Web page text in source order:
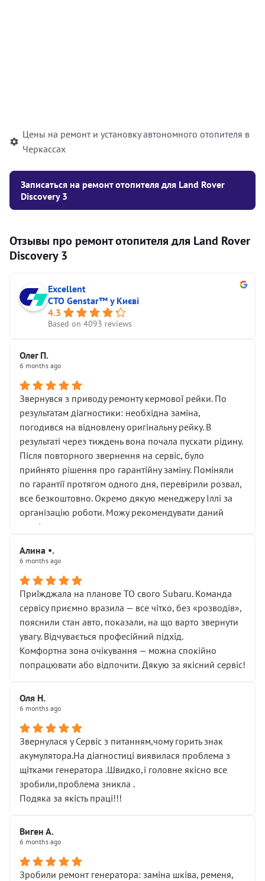
Цены на ремонт и установку автономного отопителя в
Черкассах
Записаться на ремонт отопителя для Land Rover
Discovery 3
Отзывы про ремонт отопителя для Land Rover
Discovery 3
Excellent
СТО Genstar™ у Києві
4.3
Based on 4093 reviews
Олег П.
6 months ago
Звернувся з приводу ремонту кермової рейки. По
результатам діагностики: необхідна заміна,
погодився на відновлену оригінальну рейку. В
результаті через тиждень вона почала пускати рідину.
Після повторного звернення на сервіс, було
прийнято рішення про гарантійну заміну. Поміняли
по гарантії протягом одного дня, перевірили розвал,
все безкоштовно. Окремо дякую менеджеру Іллі за
організацію роботи. Можу рекомендувати даний
сервіс.
Алина •.
6 months ago
Приїжджала на планове ТО свого Subaru. Команда
сервісу приємно вразила — все чітко, без «розводів»,
пояснили стан авто, показали, на що варто звернути
увагу. Відчувається професійний підхід.
Комфортна зона очікування — можна спокійно
попрацювати або відпочити. Дякую за якісний сервіс!
Оля Н.
6 months ago
Звернулася у Сервіс з питанням,чому горить знак
акумулятора.На діагностиці виявилася проблема з
щітками генератора .Швидко,і головне якісно все
зробили,проблема зникла .
Подяка за якість праці!!!
Виген А.
6 months ago
Зробили ремонт генератора: заміна шківа, ременя,